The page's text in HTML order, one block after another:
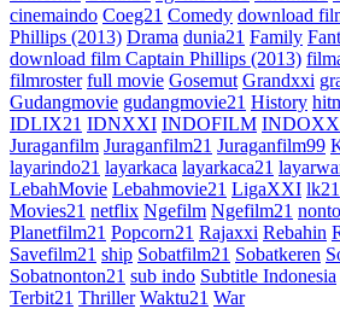
cinemaindo Coeg21 Comedy download
Phillips (2013) Drama dunia21 Family
download film Captain Phillips (2013)
filmroster full movie Gosemut Grandxxi
Gudangmovie gudangmovie21 History
IDLIX21 IDNXXI INDOFILM
Juraganfilm Juraganfilm21 Juraganfilm99
layarindo21 layarkaca layarkaca21
LebahMovie Lebahmovie21 LigaXXI lk21
Movies21 netflix Ngefilm Ngefilm21
Planetfilm21 Popcorn21 Rajaxxi Rebahin
Savefilm21 ship Sobatfilm21 Sobatkeren
Sobatnonton21 sub indo Subtitle Indonesia
Terbit21 Thriller Waktu21 War